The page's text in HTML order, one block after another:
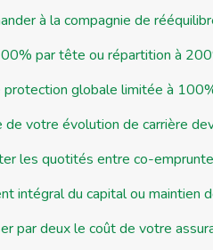
à la compagnie de
par tête ou répartition à
protection globale limitée à
votre évolution de carrière
les quotités entre co-
intégral du capital ou maintien
par deux le coût de votre